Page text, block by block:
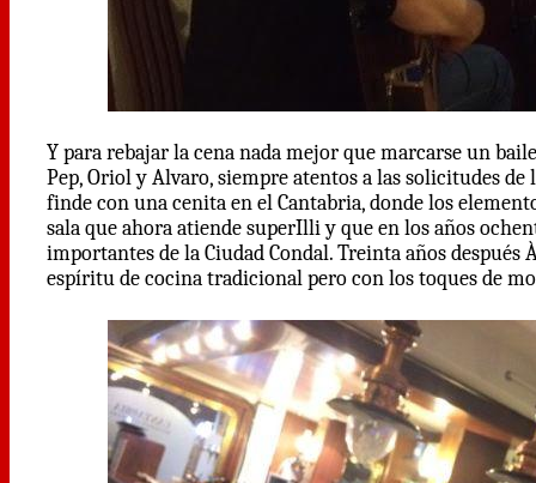
Y para rebajar la cena nada mejor que marcarse un
Pep, Oriol y Alvaro, siempre atentos a las solicitudes
finde con una cenita en el Cantabria, donde los
sala que ahora atiende superIlli y que en los años
importantes de la Ciudad Condal. Treinta años
espíritu de cocina tradicional pero con los toques de